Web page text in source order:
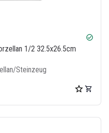
check_circle
1/2 32.5x26.5cm
Steinzeug